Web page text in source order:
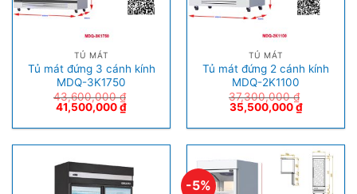
TỦ MÁT
Tủ mát đứng 3 cánh kính
MDQ-3K1750
43,600,000₫
41,500,000₫
TỦ MÁT
Tủ mát đứng 2 cánh kính
MDQ-2K1100
37,300,000₫
35,500,000₫
-5%